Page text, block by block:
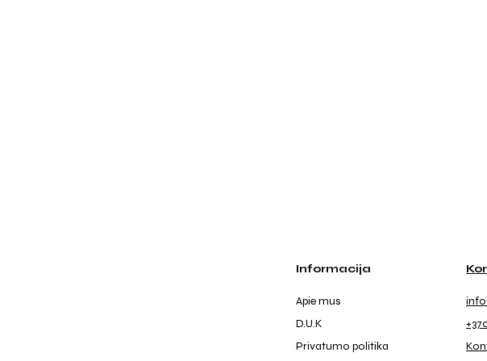
Informacija
Apie mus
D.U.K
Privatumo politika